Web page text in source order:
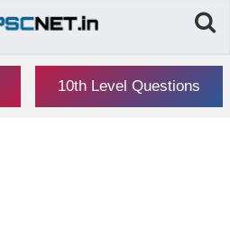
10th Level Questions